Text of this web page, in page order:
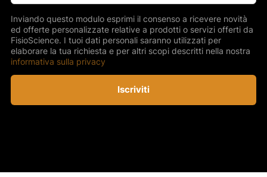
Inviando questo modulo esprimi il consenso a ricevere novità
ed offerte personalizzate relative a prodotti o servizi offerti da
FisioScience. I tuoi dati personali saranno utilizzati per
elaborare la tua richiesta e per altri scopi descritti nella nostra
informativa sulla privacy
Iscriviti